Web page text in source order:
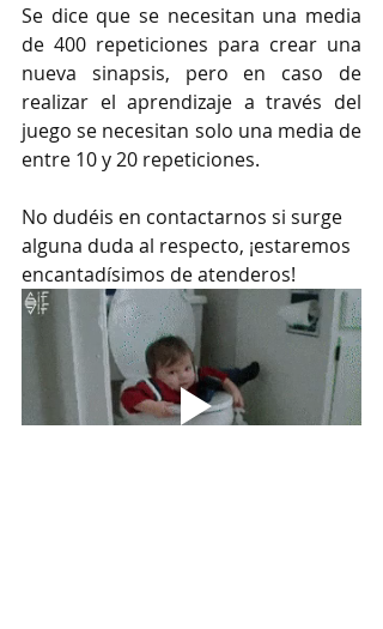
Se dice que se necesitan una media
de 400 repeticiones para crear una
nueva sinapsis, pero en caso de
realizar el aprendizaje a través del
juego se necesitan solo una media de
entre 10 y 20 repeticiones.
No dudéis en contactarnos si surge
alguna duda al respecto, ¡estaremos
encantadísimos de atenderos!